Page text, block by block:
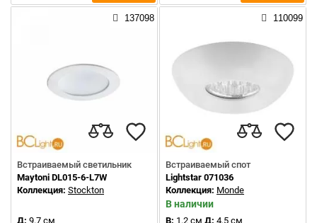
137098
Встраиваемый светильник
Maytoni DL015-6-L7W
Коллекция: Stockton
Д: 9.7 см
110099
Встраиваемый спот
Lightstar 071036
Коллекция: Monde
В наличии
В: 1.2 см Д: 4.5 см